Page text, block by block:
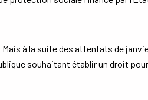
à la suite des attentats de
souhaitant établir un droit